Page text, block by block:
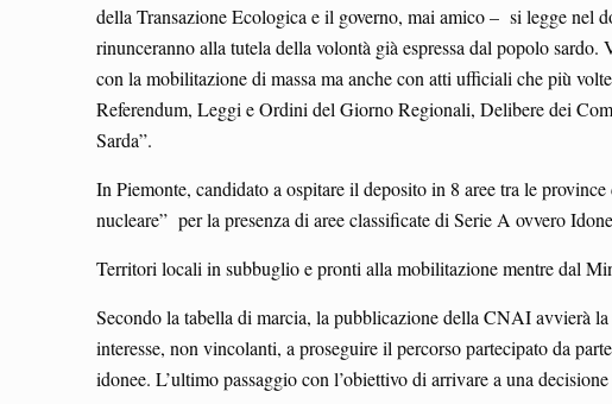
della Transazione Ecologica e il governo, mai amico – si legge nel
rinunceranno alla tutela della volontà già espressa dal popolo
con la mobilitazione di massa ma anche con atti ufficiali che più
Referendum, Leggi e Ordini del Giorno Regionali, Delibere dei
Sarda”.
In Piemonte, candidato a ospitare il deposito in 8 aree tra le
nucleare” per la presenza di aree classificate di Serie A ovvero
Territori locali in subbuglio e pronti alla mobilitazione mentre dal
Secondo la tabella di marcia, la pubblicazione della CNAI avvierà
interesse, non vincolanti, a proseguire il percorso partecipato da
idonee. L’ultimo passaggio con l’obiettivo di arrivare a una